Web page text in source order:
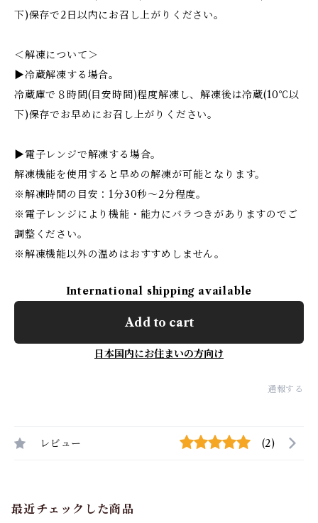
下)保存で2日以内にお召し上がりください。
＜解凍について＞
▶︎冷蔵解凍する場合。
冷蔵庫で８時間(目安時間)程度解凍し、解凍後は冷蔵(10℃以
下)保存でお早めにお召し上がりください。
▶︎電子レンジで解凍する場合。
解凍機能を使用すると早めの解凍が可能となります。
※解凍時間の目安：1分30秒〜2分程度。
※電子レンジにより機能・能力にバラつきがありますのでご
調整ください。
※解凍機能以外の温めはおすすめしません。
International shipping available
Add to cart
日本国内にお住まいの方向け
通報する
レビュー (2)
最近チェックした商品